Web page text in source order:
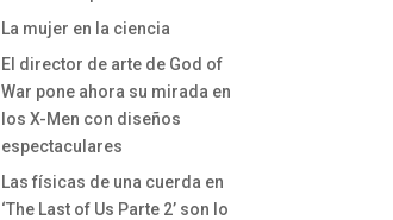
La mujer en la ciencia
El director de arte de God of
War pone ahora su mirada en
los X-Men con diseños
espectaculares
Las físicas de una cuerda en
‘The Last of Us Parte 2’ son lo